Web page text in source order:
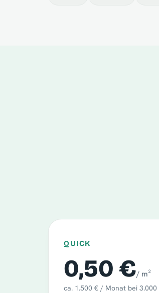
QUICK
0,50 €/ m²
ca. 1.500 € / Monat bei 3.000